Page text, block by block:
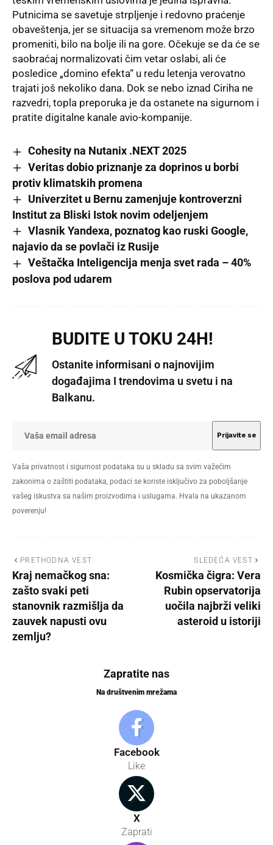
Putnicima se savetuje strpljenje i redovno praćenje
obaveštenja, jer se situacija sa vremenom može brzo
promeniti, bilo na bolje ili na gore. Očekuje se da će se
saobraćaj normalizovati čim vetar oslabi, ali će
posledice „domino efekta“ u redu letenja verovatno
trajati još nekoliko dana. Dok se nebo iznad Ciriha ne
razvedri, topla preporuka je da ostanete na sigurnom i
pratite digitalne kanale avio-kompanije.
Cohesity na Nutanix .NEXT 2025
Veritas dobio priznanje za doprinos u borbi
protiv klimatskih promena
Univerzitet u Bernu zamenjuje kontroverzni
Institut za Bliski Istok novim odeljenjem
Vlasnik Yandexa, poznatog kao ruski Google,
najavio da se povlači iz Rusije
Veštačka Inteligencija menja svet rada – 40%
poslova pod udarem
BUDITE U TOKU 24H!
Ostanite informisani o najnovijim
događajima I trendovima u svetu i na
Balkanu.
Vaša privatnost i sigurnost podataka su u skladu sa svim važećim
zakonima o zaštiti podataka, podaci se koriste isključivo za poboljšanje
vašeg iskustva sa našim proizvodima i uslugama. Hvala na ukazanom
poverenju!
PRETHODNA VEST
Kraj nemačkog sna:
zašto svaki peti
stanovnik razmišlja da
zauvek napusti ovu
zemlju?
SLEDEĆA VEST
Kosmička čigra: Vera
Rubin opservatorija
uočila najbrži veliki
asteroid u istoriji
Zapratite nas
Na društvenim mrežama
Facebook
Like
X
Zaprati